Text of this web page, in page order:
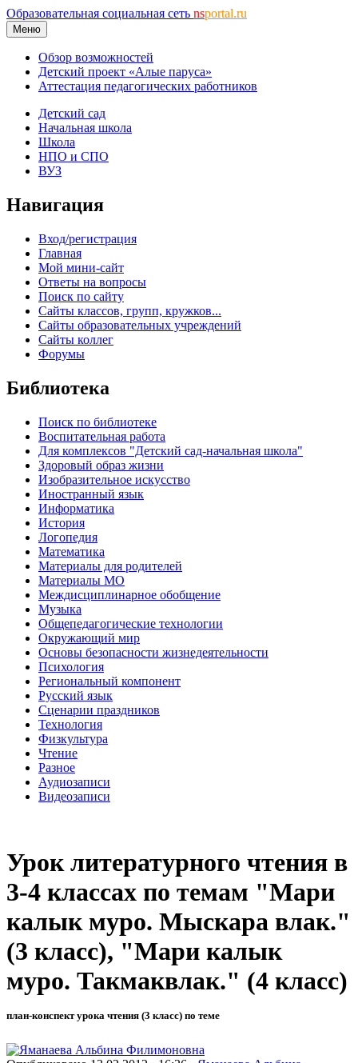
Образовательная социальная сеть nsportal.ru
Меню
Обзор возможностей
Детский проект «Алые паруса»
Аттестация педагогических работников
Детский сад
Начальная школа
Школа
НПО и СПО
ВУЗ
Навигация
Вход/регистрация
Главная
Мой мини-сайт
Ответы на вопросы
Поиск по сайту
Сайты классов, групп, кружков...
Сайты образовательных учреждений
Сайты коллег
Форумы
Библиотека
Поиск по библиотеке
Воспитательная работа
Для комплексов "Детский сад-начальная школа"
Здоровый образ жизни
Изобразительное искусство
Иностранный язык
Информатика
История
Логопедия
Математика
Материалы для родителей
Материалы МО
Междисциплинарное обобщение
Музыка
Общепедагогические технологии
Окружающий мир
Основы безопасности жизнедеятельности
Психология
Региональный компонент
Русский язык
Сценарии праздников
Технология
Физкультура
Чтение
Разное
Аудиозаписи
Видеозаписи
Урок литературного чтения в
3-4 классах по темам "Мари
калык муро. Мыскара влак."
(3 класс), "Мари калык
муро. Такмаквлак." (4 класс)
план-конспект урока чтения (3 класс) по теме